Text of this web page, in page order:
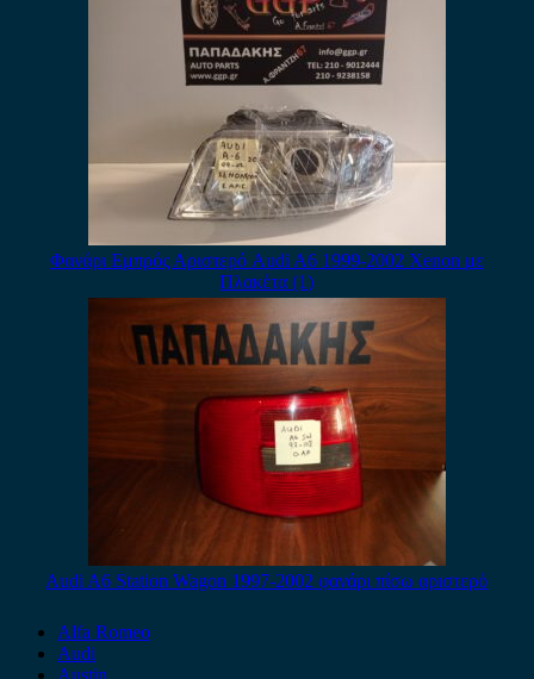
Φανάρι Εμπρός Αριστερό Audi A6 1999-2002 Xenon με
Πλακέτα (1)
Audi A6 Station Wagon 1997-2002 φανάρι πίσω αριστερό
Alfa Romeo
Audi
Austin